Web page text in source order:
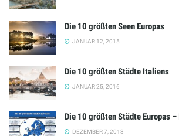
Die 10 größten Seen Europas
JANUAR 12, 2015
Die 10 größten Städte Italiens
JANUAR 25, 2016
Die 10 größten Städte Europas
DEZEMBER 7, 2013